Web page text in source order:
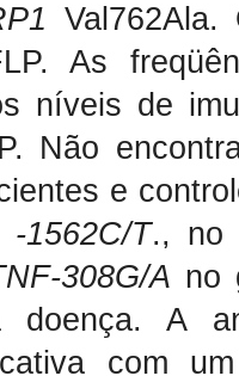
As
níveis de
Não
e
1562C/T., no
308G/A no
A
com